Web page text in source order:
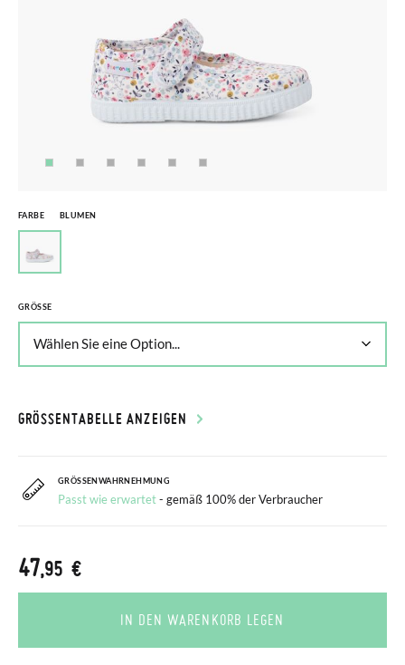
FARBE BLUMEN
GRÖSSE
GRÖSSENTABELLE ANZEIGEN
GRÖSSENWAHRNEHMUNG
Passt wie erwartet- gemäß 100% der Verbraucher
47,95 €
IN DEN WARENKORB LEGEN